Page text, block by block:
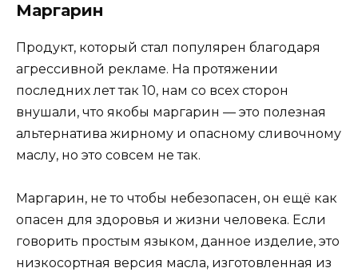
Маргарин
Продукт, который стал популярен благодаря
агрессивной рекламе. На протяжении
последних лет так 10, нам со всех сторон
внушали, что якобы маргарин — это полезная
альтернатива жирному и опасному сливочному
маслу, но это совсем не так.
Маргарин, не то чтобы небезопасен, он ещё как
опасен для здоровья и жизни человека. Если
говорить простым языком, данное изделие, это
низкосортная версия масла, изготовленная из